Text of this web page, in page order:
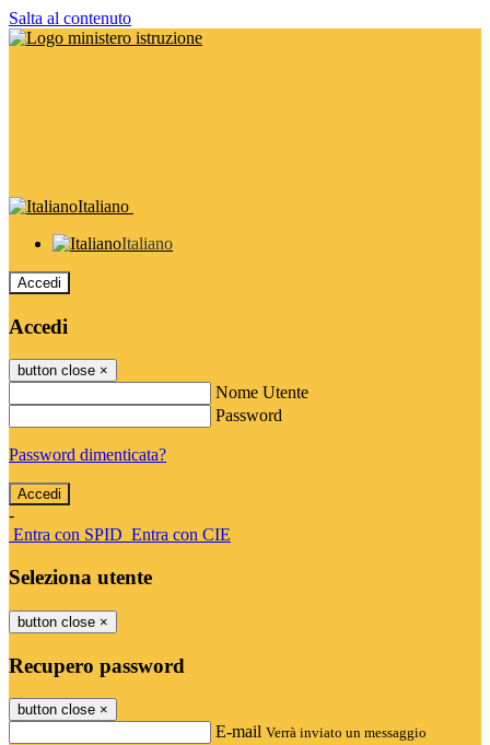
Salta al contenuto
Italiano
Italiano
Accedi
Accedi
button close ×
Nome Utente
Password
Password dimenticata?
-
Entra con SPID Entra con CIE
Seleziona utente
button close ×
Recupero password
button close ×
E-mail Verrà inviato un messaggio